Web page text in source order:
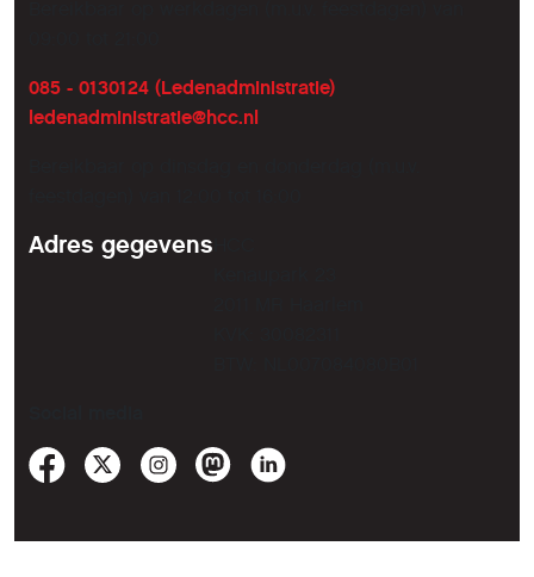
085 - 0130124 (Ledenadministratie)
ledenadministratie@hcc.nl
Adres gegevens